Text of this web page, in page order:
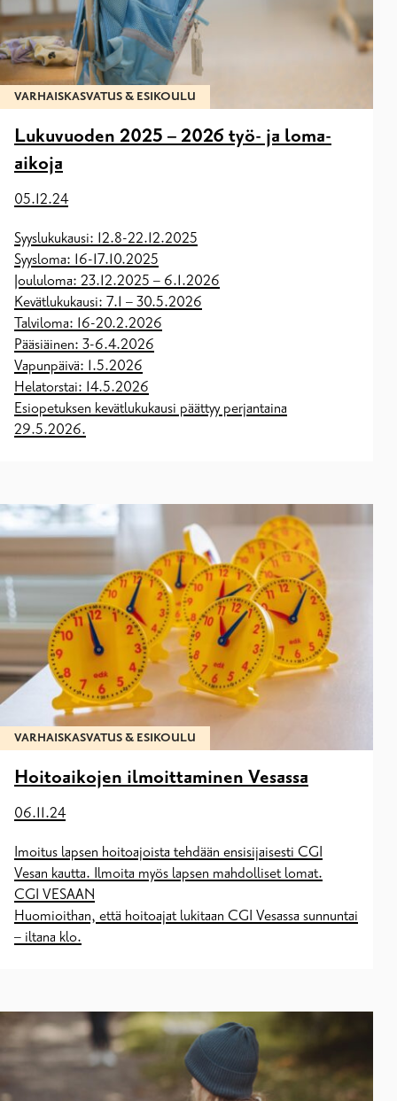
VARHAISKASVATUS & ESIKOULU
Lukuvuoden 2025 – 2026 työ- ja loma-
aikoja
05.12.24
Syyslukukausi: 12.8-22.12.2025
Syysloma: 16-17.10.2025
Joululoma: 23.12.2025 – 6.1.2026
Kevätlukukausi: 7.1 – 30.5.2026
Talviloma: 16-20.2.2026
Pääsiäinen: 3-6.4.2026
Vapunpäivä: 1.5.2026
Helatorstai: 14.5.2026
Esiopetuksen kevätlukukausi päättyy perjantaina
29.5.2026.
VARHAISKASVATUS & ESIKOULU
Hoitoaikojen ilmoittaminen Vesassa
06.11.24
Imoitus lapsen hoitoajoista tehdään ensisijaisesti CGI
Vesan kautta. Ilmoita myös lapsen mahdolliset lomat.
CGI VESAAN
Huomioithan, että hoitoajat lukitaan CGI Vesassa sunnuntai
– iltana klo.